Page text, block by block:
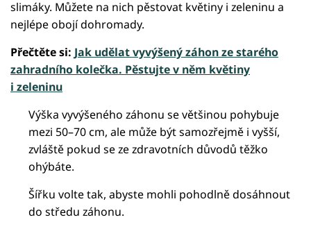
slimáky. Můžete na nich pěstovat květiny i zeleninu a
nejlépe obojí dohromady.
Přečtěte si: Jak udělat vyvýšený záhon ze starého
zahradního kolečka. Pěstujte v něm květiny
i zeleninu
Výška vyvýšeného záhonu se většinou pohybuje
mezi 50–70 cm, ale může být samozřejmě i vyšší,
zvláště pokud se ze zdravotních důvodů těžko
ohýbáte.
Šířku volte tak, abyste mohli pohodlně dosáhnout
do středu záhonu.